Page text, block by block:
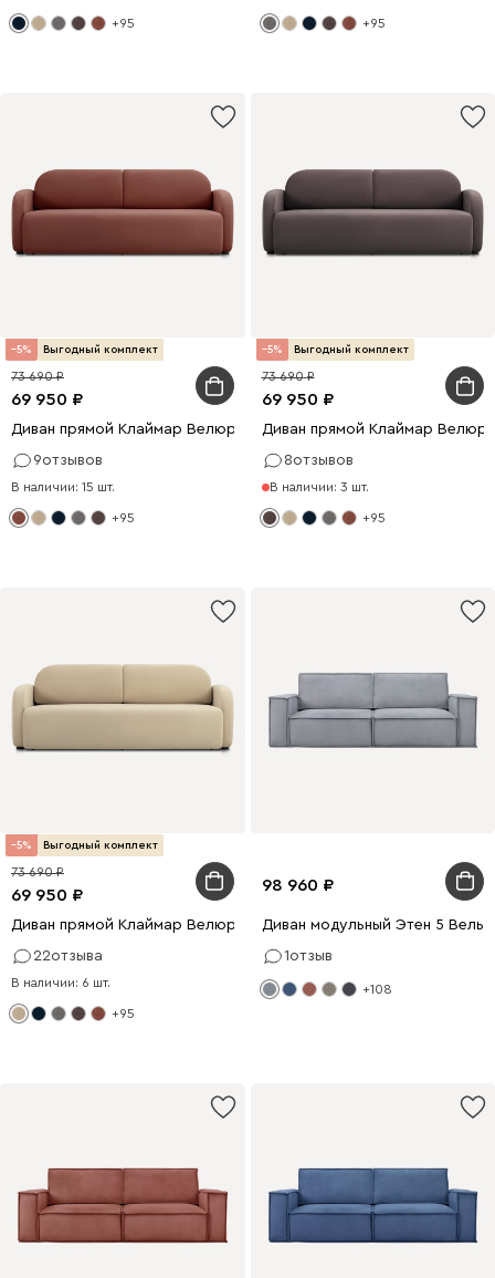
+95 +95
5 Выгодный комплект
69 950
73 690
Диван прямой Клаймар Велюр Терракотовый
9отзывов
В наличии: 15 шт.
+95
5 Выгодный комплект
69 950
73 690
Диван прямой Клаймар Велюр
8отзывов
В наличии: 3 шт.
+95
5 Выгодный комплект
69 950
73 690
Диван прямой Клаймар Велюр Бежевый
22отзыва
В наличии: 6 шт.
+95
98 960
Диван модульный Этен 5
1отзыв
+108